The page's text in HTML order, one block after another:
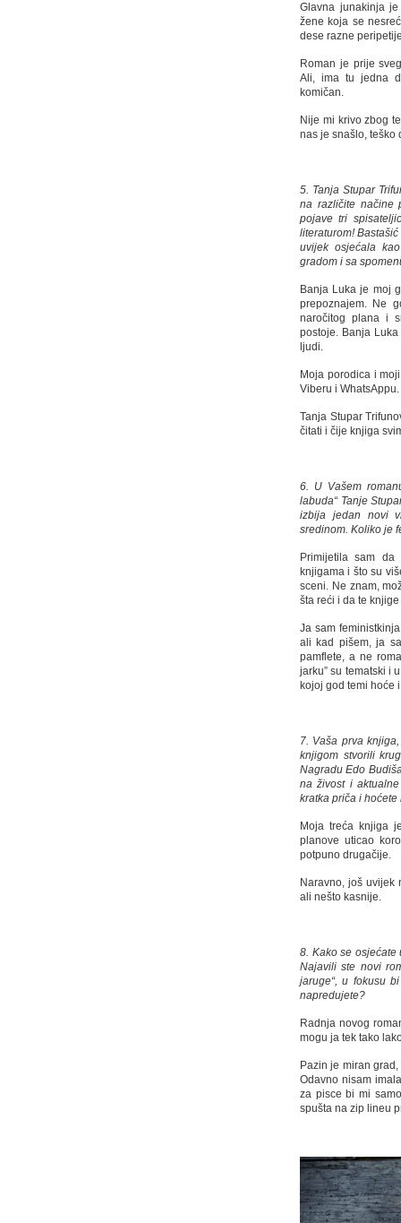
Glavna junakinja
žene koja se
dese razne
Roman je prije
Ali, ima tu jedna
komičan.
Nije mi krivo zbog
nas je snašlo, teško
5. Tanja Stupar
na različite načine
pojave tri
literaturom!
uvijek osjećala
gradom i sa
Banja Luka je moj
prepoznajem. Ne
naročitog plana i
postoje. Banja
ljudi.
Moja porodica i
Viberu i WhatsAppu.
Tanja Stupar
čitati i čije knjiga
6. U Vašem
labuda“ Tanje
izbija jedan novi
sredinom. Koliko je
Primijetila sam
knjigama i što su
sceni. Ne znam,
šta reći i da te
Ja sam
ali kad pišem, ja
pamflete, a ne
jarku” su tematski i
kojoj god temi hoće
7. Vaša prva
knjigom stvorili
Nagradu Edo
na živost i
kratka priča i
Moja treća knjiga
planove uticao
potpuno drugačije.
Naravno, još uvijek
ali nešto kasnije.
8. Kako se osjećate
Najavili ste novi
jaruge“, u fokusu
napredujete?
Radnja novog
mogu ja tek tako
Pazin je miran
Odavno nisam
za pisce bi mi
spušta na zip lineu